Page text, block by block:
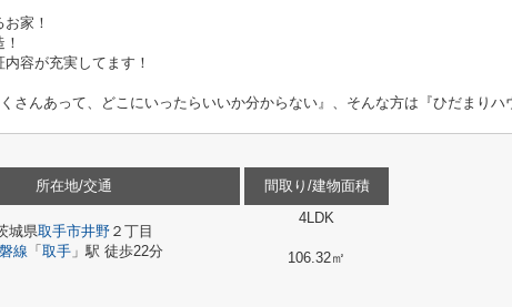
家！
容が充実してます！
さんあって、どこにいったらいいか分からない』、そんな方は『ひだまりハ
所在地/交通
城県取手市井野２丁目
線 「 取手」駅 徒歩22分
間取り/建物面積
4LDK
106.32㎡